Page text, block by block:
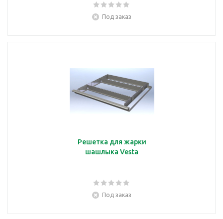
Под заказ
Решетка для жарки
шашлыка Vesta
Под заказ